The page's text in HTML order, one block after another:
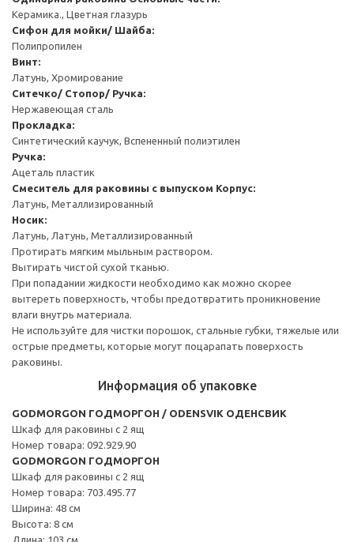
Керамика., Цветная глазурь
Cифон для мойки/ Шайба:
Полипропилен
Винт:
Латунь, Хромирование
Ситечко/ Стопор/ Ручка:
Нержавеющая сталь
Прокладка:
Синтетический каучук, Вспененный полиэтилен
Ручка:
Ацеталь пластик
Смеситель для раковины с выпуском Корпус:
Латунь, Металлизированный
Носик:
Латунь, Латунь, Металлизированный
Протирать мягким мыльным раствором.
Вытирать чистой сухой тканью.
При попадании жидкости необходимо как можно скорее
вытереть поверхность, чтобы предотвратить проникновение
влаги внутрь материала.
Не используйте для чистки порошок, стальные губки, тяжелые или
острые предметы, которые могут поцарапать поверхость
раковины.
Информация об упаковке
GODMORGON ГОДМОРГОН / ODENSVIK ОДЕНСВИК
Шкаф для раковины с 2 ящ
Номер товара: 092.929.90
GODMORGON ГОДМОРГОН
Шкаф для раковины с 2 ящ
Номер товара: 703.495.77
Ширина: 48 см
Высота: 8 см
Длина: 103 см